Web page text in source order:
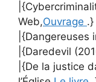
Web,Ouvrage .}
|{Dangereuses
|{Daredevil
|{De la justice